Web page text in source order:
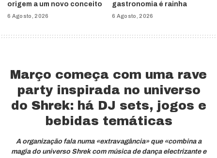
origem a um novo conceito
6 Agosto, 2026
gastronomia é rainha
6 Agosto, 2026
Março começa com uma rave
party inspirada no universo
do Shrek: há DJ sets, jogos e
bebidas temáticas
A organização fala numa «extravagância» que «combina a
magia do universo Shrek com música de dança electrizante e